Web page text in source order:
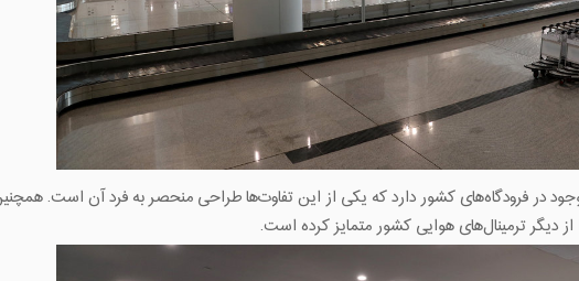
موجود در فرودگاه‌های کشور دارد که یکی از این تفاوت‌ها طراحی منحصر به فرد آن است.
دیگر ترمینال‌های هوایی کشور متمایز کرده است.